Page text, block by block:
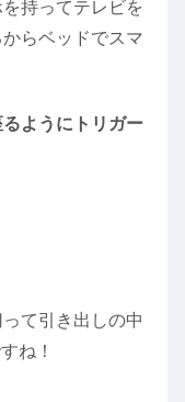
持ってテレビを
らベッドでスマ
ようにトリガー
て引き出しの中
ね！